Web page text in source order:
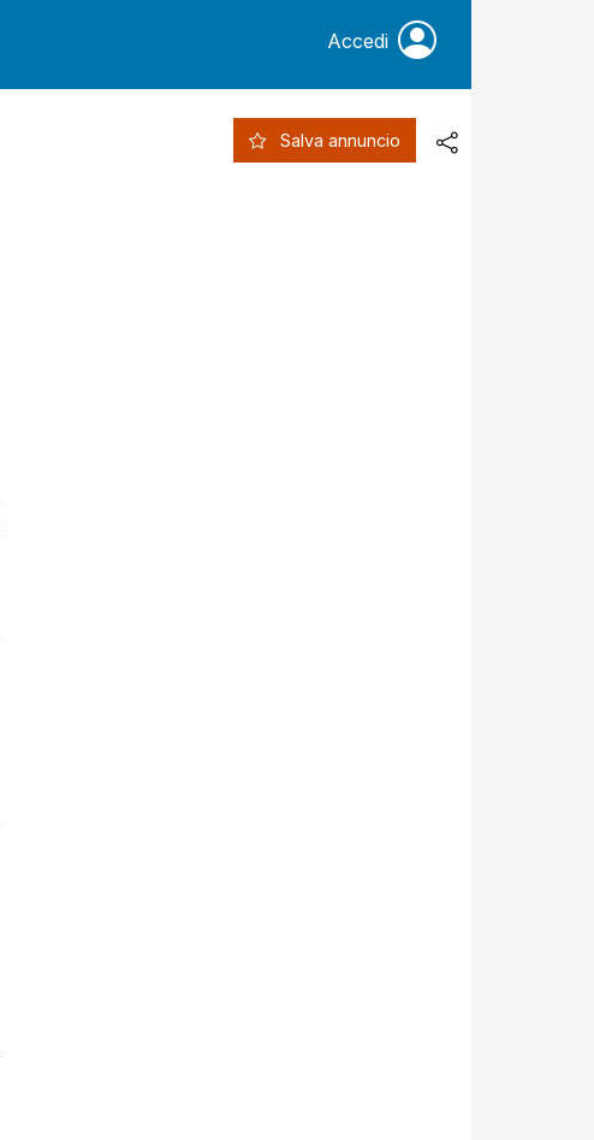
Accedi
Salva annuncio